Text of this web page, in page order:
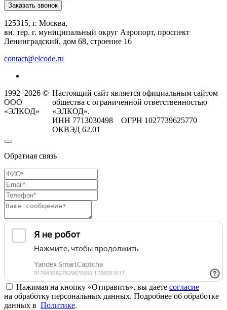
Заказать звонок
125315, г. Москва,
вн. тер. г. муниципальный округ Аэропорт, проспект
Ленинградский, дом 68, строение 16
contact@elcode.ru
1992–2026 ©
ООО
«ЭЛКОД»
Настоящий сайт является официальным сайтом
общества с ограниченной ответственностью
«ЭЛКОД».
ИНН 7713030498 ОГРН 1027739625770
ОКВЭД 62.01
Обратная связь
Нажимая на кнопку «Отправить», вы даете согласие
на обработку персональных данных. Подробнее об обработке
данных в Политике.